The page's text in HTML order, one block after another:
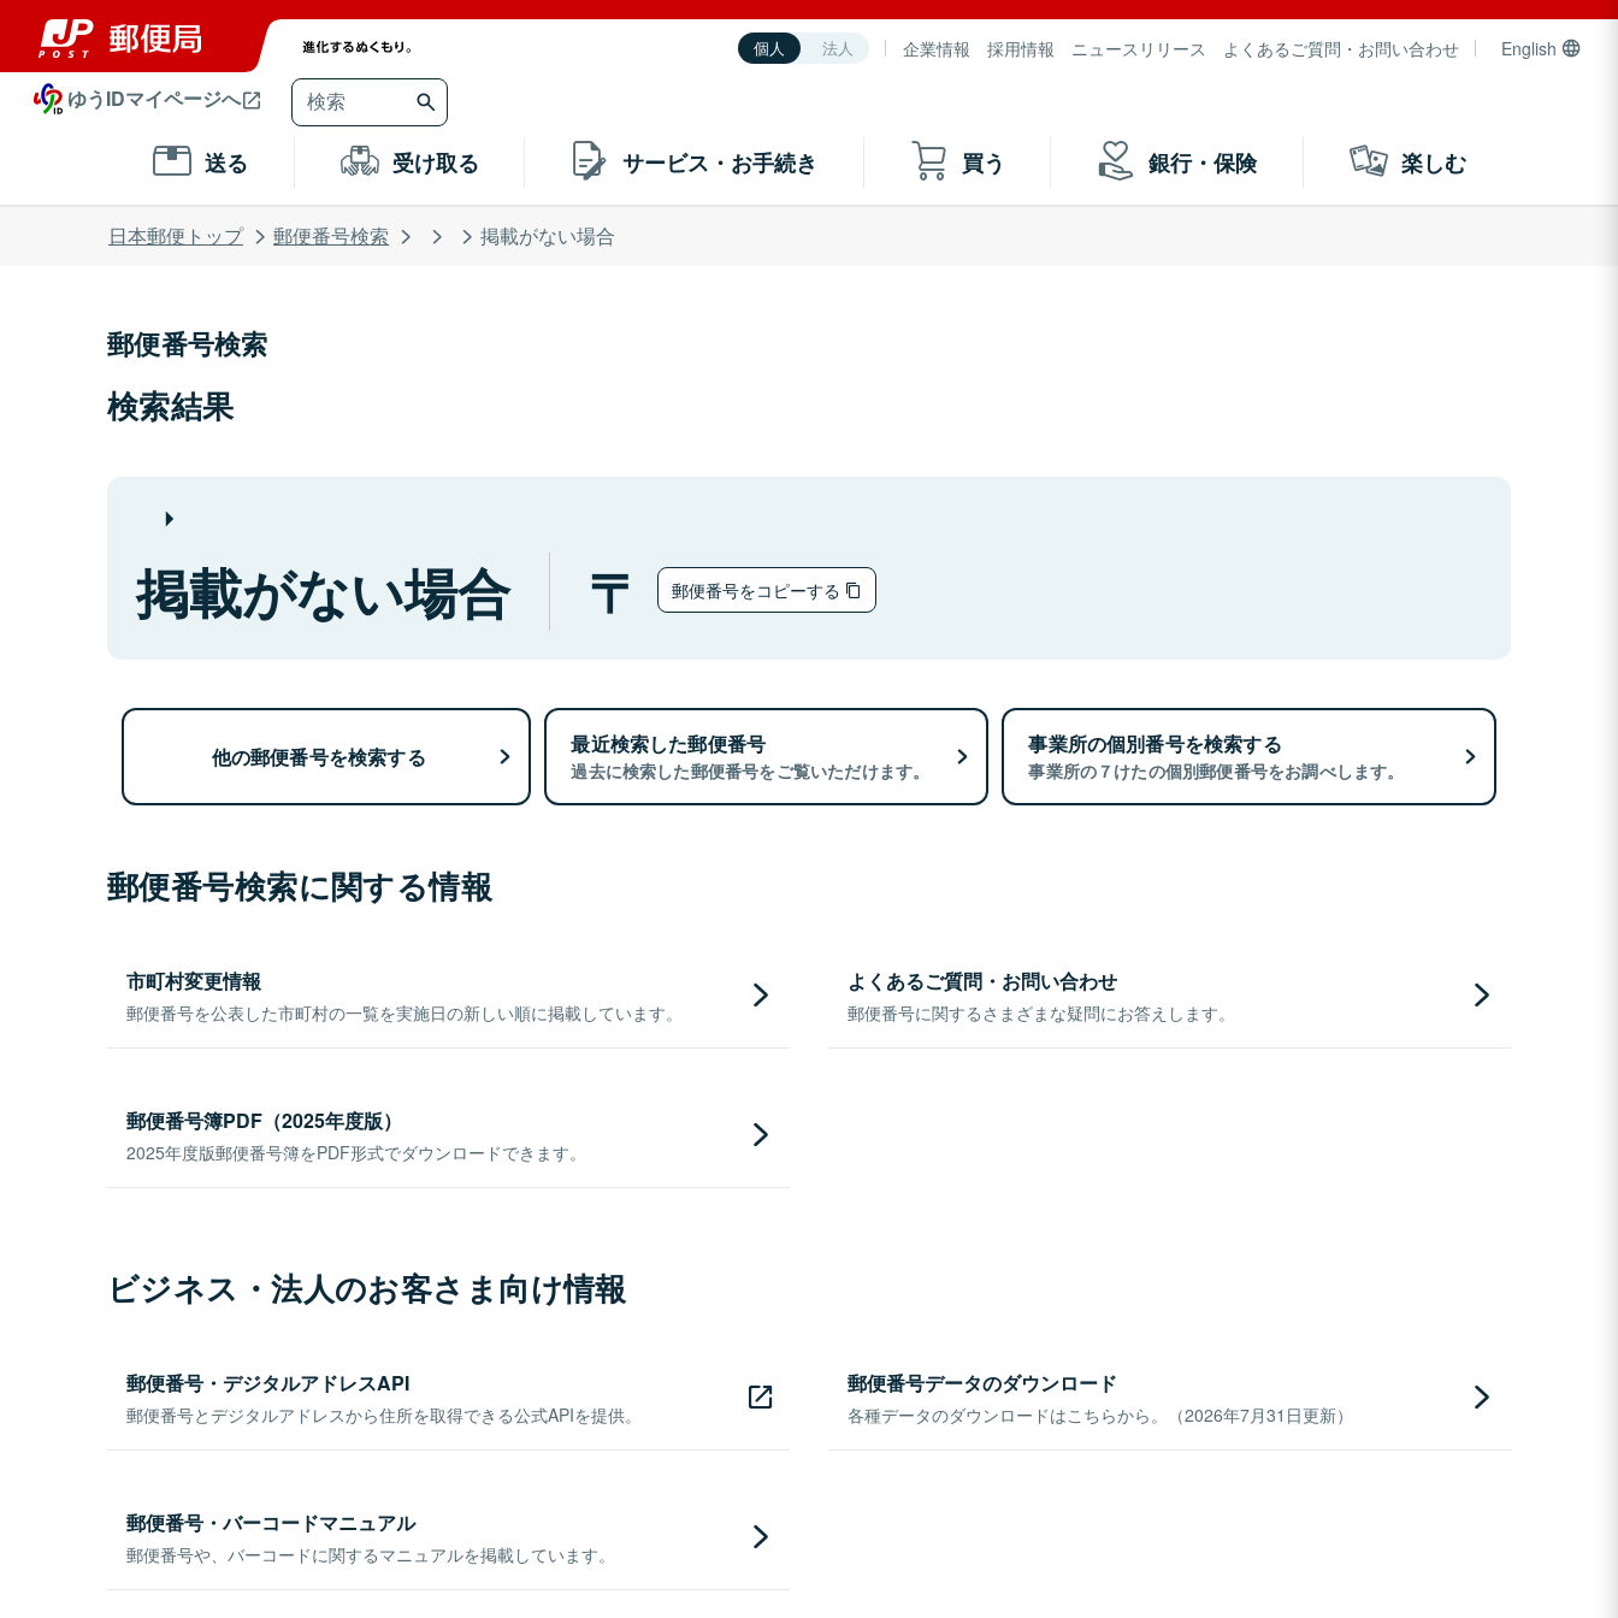
個人 法人 企業情報 採用情報 ニュースリリース よくあるご質問・お問い合わせ English
ゆうIDマイページへ
送る 受け取る サービス・お手続き 買う 銀行・保険 楽しむ
日本郵便トップ 郵便番号検索 掲載がない場合
郵便番号検索
検索結果
掲載がない場合 郵便番号をコピーする
他の郵便番号を検索する 最近検索した郵便番号
過去に検索した郵便番号をご覧いただけます。
事業所の個別番号を検索する
事業所の７けたの個別郵便番号をお調べします。
郵便番号検索に関する情報
市町村変更情報
郵便番号を公表した市町村の一覧を実施日の新しい順に掲載しています。
よくあるご質問・お問い合わせ
郵便番号に関するさまざまな疑問にお答えします。
郵便番号簿PDF（2025年度版）
2025年度版郵便番号簿をPDF形式でダウンロードできます。
ビジネス・法人のお客さま向け情報
郵便番号・デジタルアドレスAPI
郵便番号とデジタルアドレスから住所を取得できる公式APIを提供。
郵便番号データのダウンロード
各種データのダウンロードはこちらから。（2026年7月31日更新）
郵便番号・バーコードマニュアル
郵便番号や、バーコードに関するマニュアルを掲載しています。